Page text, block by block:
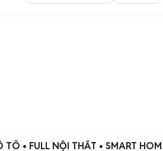
• FULL NỘI THẤT • SMART HOM